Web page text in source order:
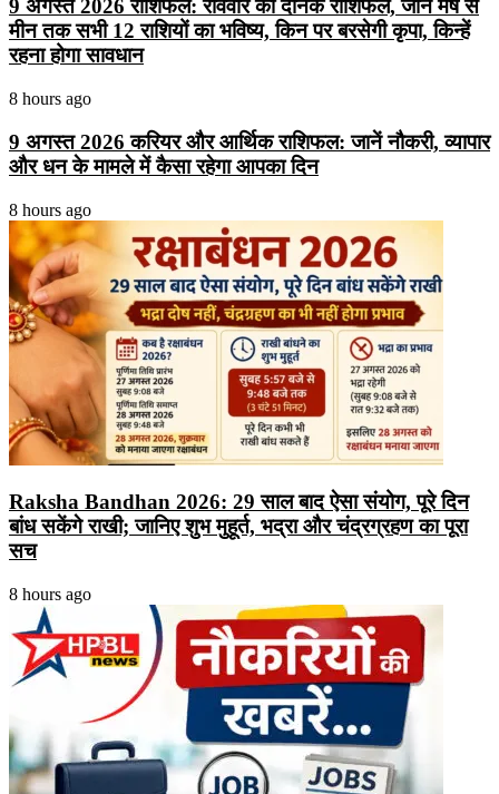
9 अगस्त 2026 राशिफल: रविवार का दैनिक राशिफल, जानें मेष से
मीन तक सभी 12 राशियों का भविष्य, किन पर बरसेगी कृपा, किन्हें
रहना होगा सावधान
8 hours ago
9 अगस्त 2026 करियर और आर्थिक राशिफल: जानें नौकरी, व्यापार
और धन के मामले में कैसा रहेगा आपका दिन
8 hours ago
Raksha Bandhan 2026: 29 साल बाद ऐसा संयोग, पूरे दिन
बांध सकेंगे राखी; जानिए शुभ मुहूर्त, भद्रा और चंद्रग्रहण का पूरा
सच
8 hours ago